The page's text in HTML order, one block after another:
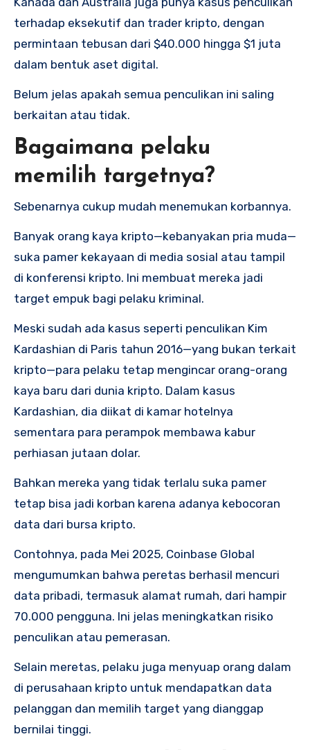
terhadap eksekutif dan trader kripto, dengan
permintaan tebusan dari $40.000 hingga $1 juta
dalam bentuk aset digital.
Belum jelas apakah semua penculikan ini saling
berkaitan atau tidak.
Bagaimana pelaku
memilih targetnya?
Sebenarnya cukup mudah menemukan korbannya.
Banyak orang kaya kripto—kebanyakan pria muda—
suka pamer kekayaan di media sosial atau tampil
di konferensi kripto. Ini membuat mereka jadi
target empuk bagi pelaku kriminal.
Meski sudah ada kasus seperti penculikan Kim
Kardashian di Paris tahun 2016—yang bukan terkait
kripto—para pelaku tetap mengincar orang-orang
kaya baru dari dunia kripto. Dalam kasus
Kardashian, dia diikat di kamar hotelnya
sementara para perampok membawa kabur
perhiasan jutaan dolar.
Bahkan mereka yang tidak terlalu suka pamer
tetap bisa jadi korban karena adanya kebocoran
data dari bursa kripto.
Contohnya, pada Mei 2025, Coinbase Global
mengumumkan bahwa peretas berhasil mencuri
data pribadi, termasuk alamat rumah, dari hampir
70.000 pengguna. Ini jelas meningkatkan risiko
penculikan atau pemerasan.
Selain meretas, pelaku juga menyuap orang dalam
di perusahaan kripto untuk mendapatkan data
pelanggan dan memilih target yang dianggap
bernilai tinggi.